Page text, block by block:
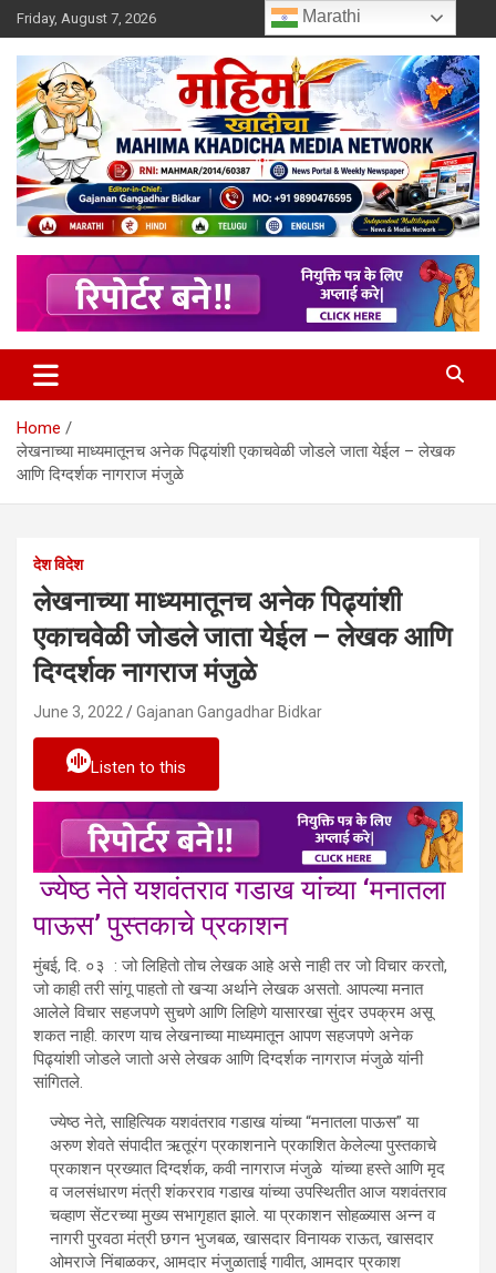
Skip
to
content
Friday, August 7, 2026
Mahimakhadicha
Home
लेखनाच्या माध्यमातूनच अनेक पिढ्यांशी एकाचवेळी जोडले जाता येईल – लेखक
आणि दिग्दर्शक नागराज मंजुळे
देश विदेश
लेखनाच्या माध्यमातूनच अनेक पिढ्यांशी
एकाचवेळी जोडले जाता येईल – लेखक आणि
दिग्दर्शक नागराज मंजुळे
June 3, 2022 Gajanan Gangadhar Bidkar
Listen to this
ज्येष्ठ नेते यशवंतराव गडाख यांच्या ‘मनातला
पाऊस’ पुस्तकाचे प्रकाशन
मुंबई, दि. ०३ : जो लिहितो तोच लेखक आहे असे नाही तर जो विचार करतो,
जो काही तरी सांगू पाहतो तो खऱ्या अर्थाने लेखक असतो. आपल्या मनात
आलेले विचार सहजपणे सुचणे आणि लिहिणे यासारखा सुंदर उपक्रम असू
शकत नाही. कारण याच लेखनाच्या माध्यमातून आपण सहजपणे अनेक
पिढ्यांशी जोडले जातो असे लेखक आणि दिग्दर्शक नागराज मंजुळे यांनी
सांगितले.
ज्येष्ठ नेते, साहित्यिक यशवंतराव गडाख यांच्या “मनातला पाऊस” या
अरुण शेवते संपादीत ऋतूरंग प्रकाशनाने प्रकाशित केलेल्या पुस्तकाचे
प्रकाशन प्रख्यात दिग्दर्शक, कवी नागराज मंजुळे यांच्या हस्ते आणि मृद
व जलसंधारण मंत्री शंकरराव गडाख यांच्या उपस्थितीत आज यशवंतराव
चव्हाण सेंटरच्या मुख्य सभागृहात झाले. या प्रकाशन सोहळ्यास अन्न व
नागरी पुरवठा मंत्री छगन भुजबळ, खासदार विनायक राऊत, खासदार
ओमराजे निंबाळकर, आमदार मंजुळाताई गावीत, आमदार प्रकाश
Marathi